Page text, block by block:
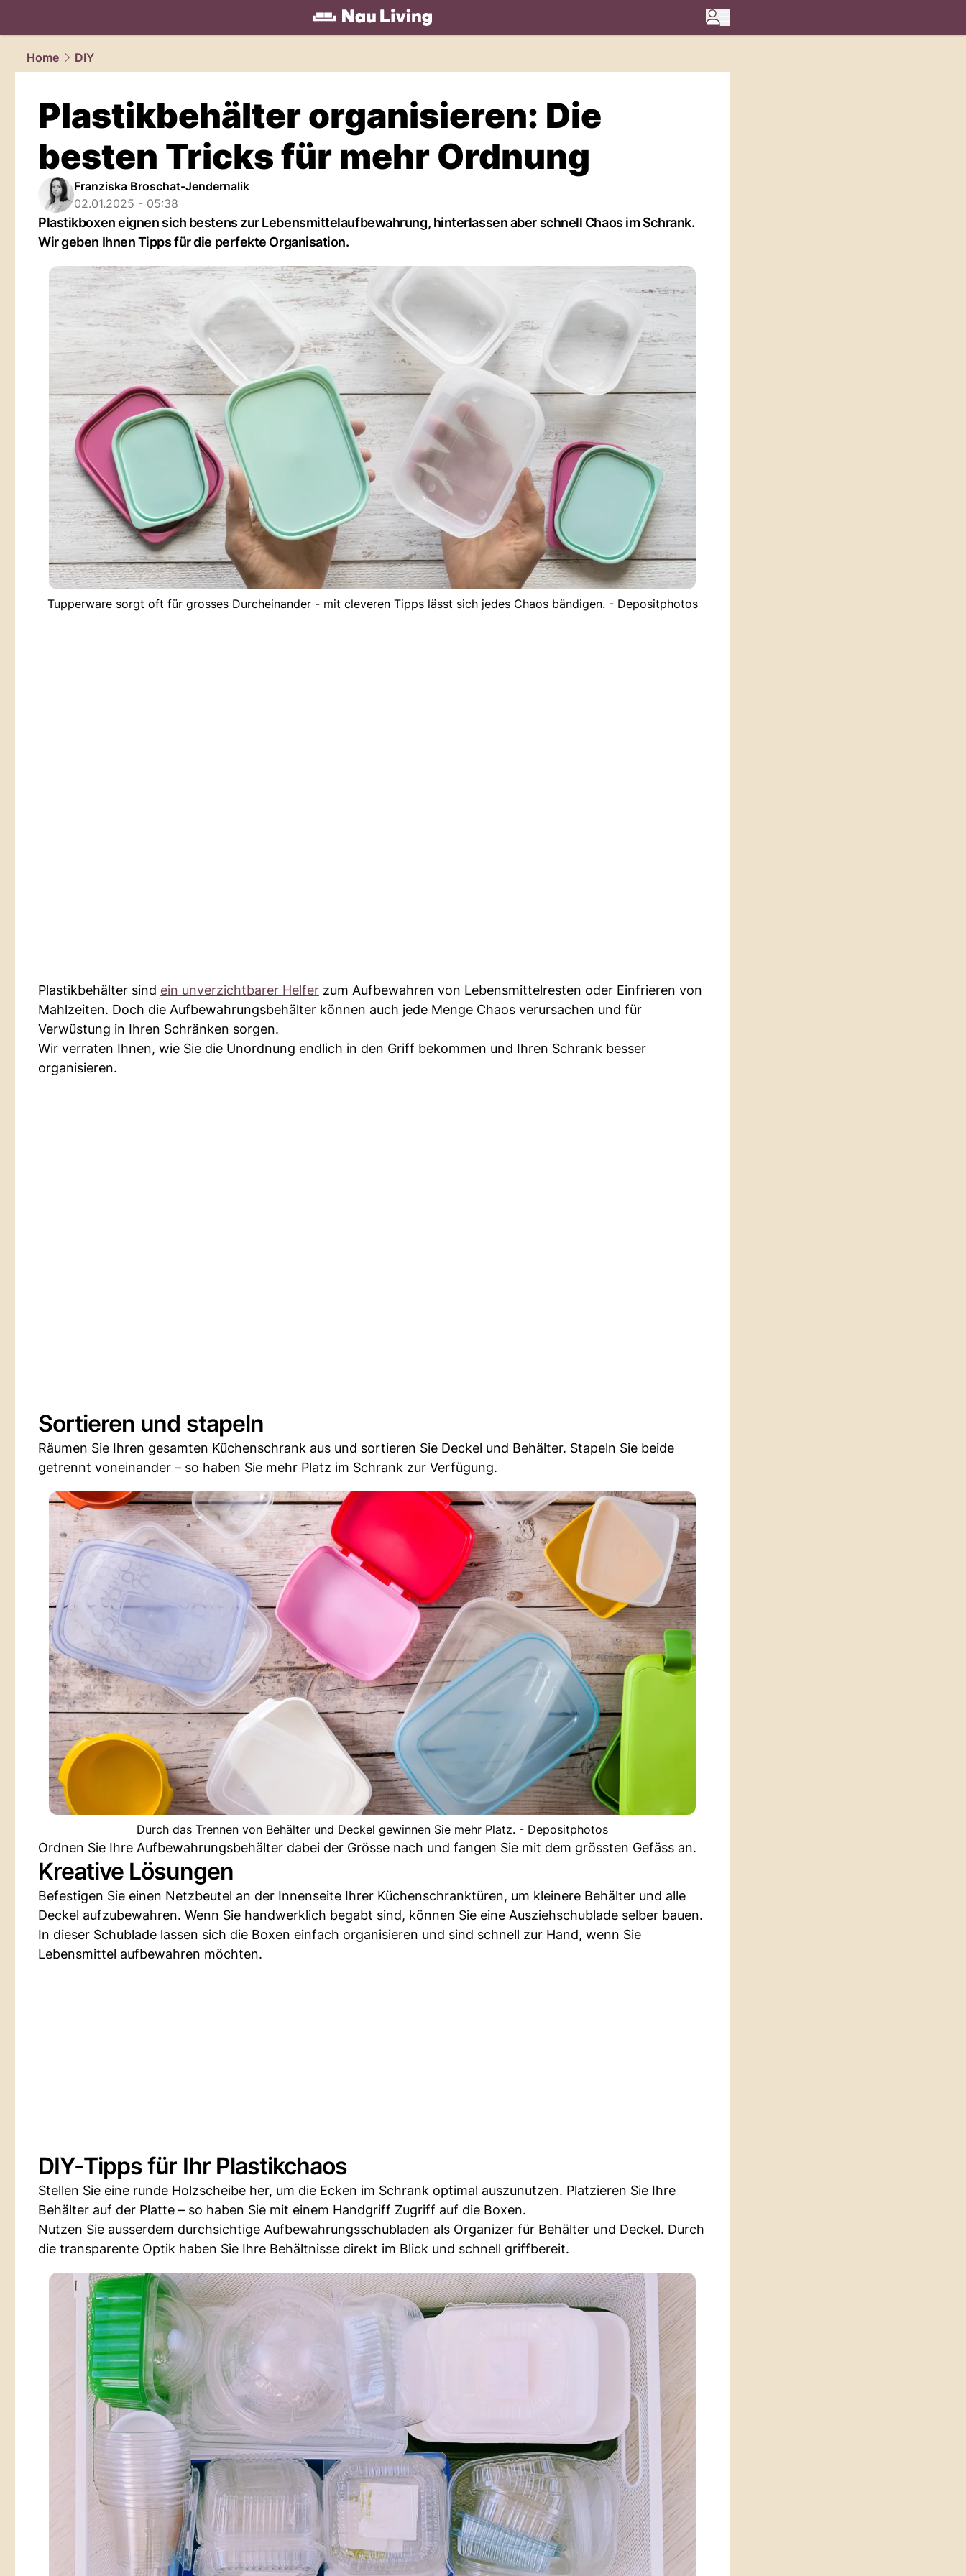
living.NAU.ch
Home
DIY
Plastikbehälter organisieren: Die
besten Tricks für mehr Ordnung
Franziska Broschat-Jendernalik
02.01.2025 - 05:38
Plastikboxen eignen sich bestens zur Lebensmittelaufbewahrung, hinterlassen aber schnell Chaos im Schrank.
Wir geben Ihnen Tipps für die perfekte Organisation.
Tupperware sorgt oft für grosses Durcheinander - mit cleveren Tipps lässt sich jedes Chaos bändigen. - Depositphotos
Plastikbehälter sind ein unverzichtbarer Helfer zum Aufbewahren von Lebensmittelresten oder Einfrieren von
Mahlzeiten. Doch die Aufbewahrungsbehälter können auch jede Menge Chaos verursachen und für
Verwüstung in Ihren Schränken sorgen.
Wir verraten Ihnen, wie Sie die Unordnung endlich in den Griff bekommen und Ihren Schrank besser
organisieren.
Sortieren und stapeln
Räumen Sie Ihren gesamten Küchenschrank aus und sortieren Sie Deckel und Behälter. Stapeln Sie beide
getrennt voneinander – so haben Sie mehr Platz im Schrank zur Verfügung.
Durch das Trennen von Behälter und Deckel gewinnen Sie mehr Platz. - Depositphotos
Ordnen Sie Ihre Aufbewahrungsbehälter dabei der Grösse nach und fangen Sie mit dem grössten Gefäss an.
Kreative Lösungen
Befestigen Sie einen Netzbeutel an der Innenseite Ihrer Küchenschranktüren, um kleinere Behälter und alle
Deckel aufzubewahren. Wenn Sie handwerklich begabt sind, können Sie eine Ausziehschublade selber bauen.
In dieser Schublade lassen sich die Boxen einfach organisieren und sind schnell zur Hand, wenn Sie
Lebensmittel aufbewahren möchten.
DIY-Tipps für Ihr Plastikchaos
Stellen Sie eine runde Holzscheibe her, um die Ecken im Schrank optimal auszunutzen. Platzieren Sie Ihre
Behälter auf der Platte – so haben Sie mit einem Handgriff Zugriff auf die Boxen.
Nutzen Sie ausserdem durchsichtige Aufbewahrungsschubladen als Organizer für Behälter und Deckel. Durch
die transparente Optik haben Sie Ihre Behältnisse direkt im Blick und schnell griffbereit.